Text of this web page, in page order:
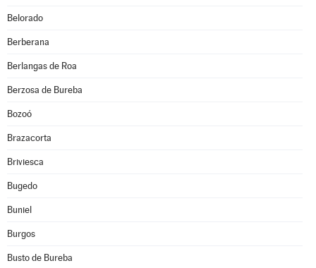
Belorado
Berberana
Berlangas de Roa
Berzosa de Bureba
Bozoó
Brazacorta
Briviesca
Bugedo
Buniel
Burgos
Busto de Bureba